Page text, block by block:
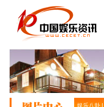
娱乐八卦